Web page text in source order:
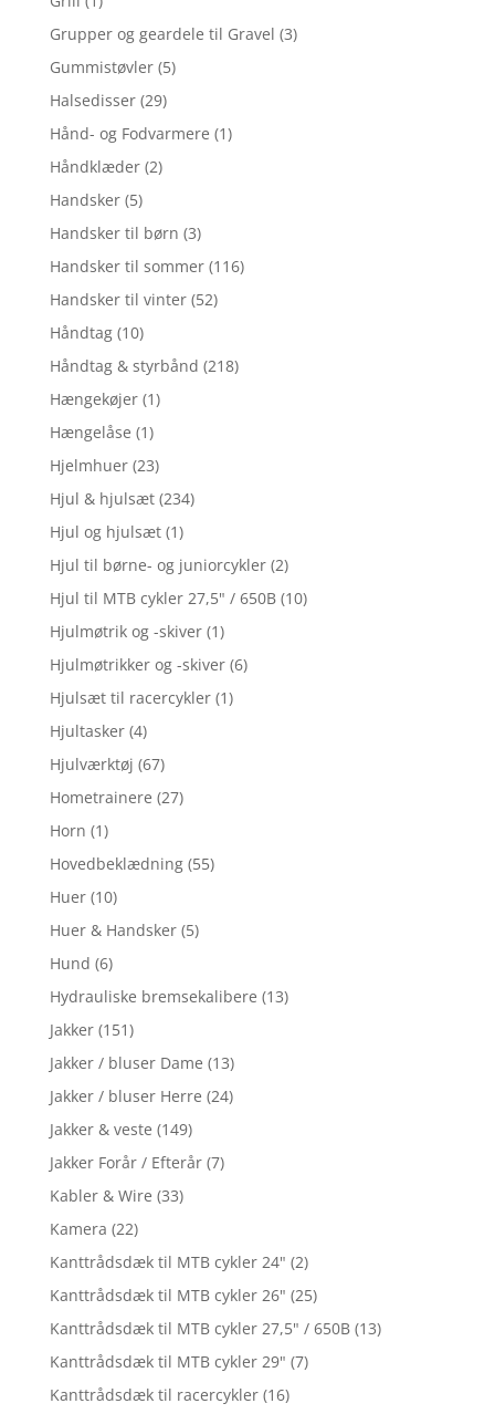
Grupper og geardele til Gravel (3)
Gummistøvler (5)
Halsedisser (29)
Hånd- og Fodvarmere (1)
Håndklæder (2)
Handsker (5)
Handsker til børn (3)
Handsker til sommer (116)
Handsker til vinter (52)
Håndtag (10)
Håndtag & styrbånd (218)
Hængekøjer (1)
Hængelåse (1)
Hjelmhuer (23)
Hjul & hjulsæt (234)
Hjul og hjulsæt (1)
Hjul til børne- og juniorcykler (2)
Hjul til MTB cykler 27,5" / 650B (10)
Hjulmøtrik og -skiver (1)
Hjulmøtrikker og -skiver (6)
Hjulsæt til racercykler (1)
Hjultasker (4)
Hjulværktøj (67)
Hometrainere (27)
Horn (1)
Hovedbeklædning (55)
Huer (10)
Huer & Handsker (5)
Hund (6)
Hydrauliske bremsekalibere (13)
Jakker (151)
Jakker / bluser Dame (13)
Jakker / bluser Herre (24)
Jakker & veste (149)
Jakker Forår / Efterår (7)
Kabler & Wire (33)
Kamera (22)
Kanttrådsdæk til MTB cykler 24" (2)
Kanttrådsdæk til MTB cykler 26" (25)
Kanttrådsdæk til MTB cykler 27,5" / 650B (13)
Kanttrådsdæk til MTB cykler 29" (7)
Kanttrådsdæk til racercykler (16)